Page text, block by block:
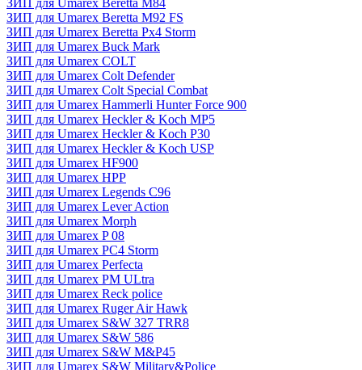
ЗИП для Umarex Beretta M84
ЗИП для Umarex Beretta M92 FS
ЗИП для Umarex Beretta Px4 Storm
ЗИП для Umarex Buck Mark
ЗИП для Umarex COLT
ЗИП для Umarex Colt Defender
ЗИП для Umarex Colt Special Combat
ЗИП для Umarex Hammerli Hunter Force 900
ЗИП для Umarex Heckler & Koch MP5
ЗИП для Umarex Heckler & Koch P30
ЗИП для Umarex Heckler & Koch USP
ЗИП для Umarex HF900
ЗИП для Umarex HPP
ЗИП для Umarex Legends C96
ЗИП для Umarex Lever Action
ЗИП для Umarex Morph
ЗИП для Umarex P 08
ЗИП для Umarex PC4 Storm
ЗИП для Umarex Perfecta
ЗИП для Umarex PM ULtra
ЗИП для Umarex Reck police
ЗИП для Umarex Ruger Air Hawk
ЗИП для Umarex S&W 327 TRR8
ЗИП для Umarex S&W 586
ЗИП для Umarex S&W M&P45
ЗИП для Umarex S&W Military&Police